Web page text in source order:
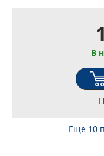
В
Еще 10